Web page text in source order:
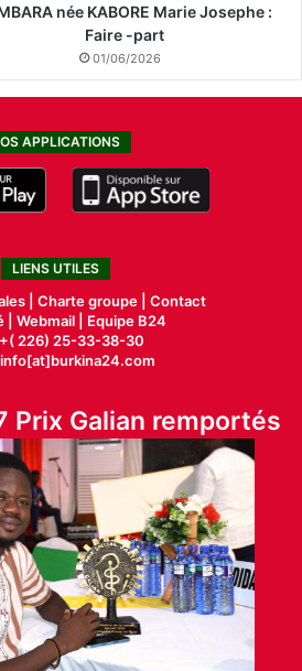
née KABORE Marie Josephe :
Faire -part
01/06/2026
APPLICATIONS
LIENS UTILES
| Charte groupe | Contact
| Webmail |
Equipe B24
226) 25-33-38-30
info[at]burkina24.com
Prix Galian remportés